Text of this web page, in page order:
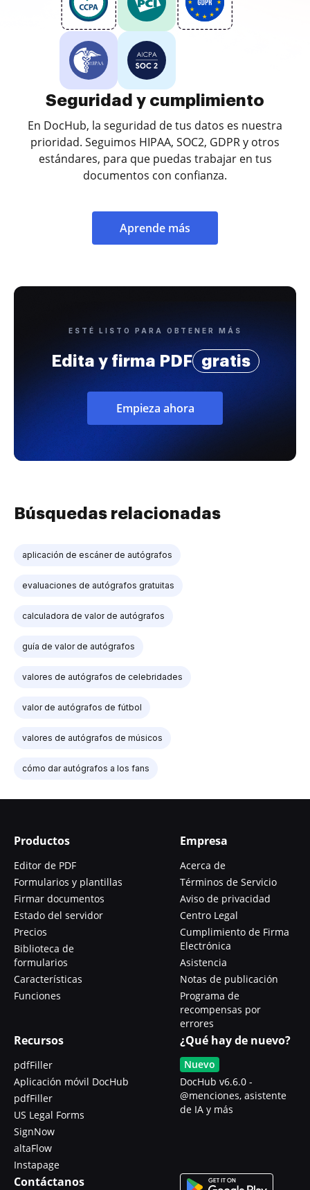
Seguridad y cumplimiento
En DocHub, la seguridad de tus datos es nuestra
prioridad. Seguimos HIPAA, SOC2, GDPR y otros
estándares, para que puedas trabajar en tus
documentos con confianza.
Aprende más
ESTÉ LISTO PARA OBTENER MÁS
Edita y firma PDF gratis
Empieza ahora
Búsquedas relacionadas
aplicación de escáner de autógrafos
evaluaciones de autógrafos gratuitas
calculadora de valor de autógrafos
guía de valor de autógrafos
valores de autógrafos de celebridades
valor de autógrafos de fútbol
valores de autógrafos de músicos
cómo dar autógrafos a los fans
Productos
Editor de PDF
Formularios y plantillas
Firmar documentos
Estado del servidor
Precios
Biblioteca de
formularios
Características
Funciones
Empresa
Acerca de
Términos de Servicio
Aviso de privacidad
Centro Legal
Cumplimiento de Firma
Electrónica
Asistencia
Notas de publicación
Programa de
recompensas por
errores
Recursos
pdfFiller
Aplicación móvil DocHub
pdfFiller
US Legal Forms
SignNow
altaFlow
Instapage
¿Qué hay de nuevo?
Nuevo
DocHub v6.6.0 -
@menciones, asistente
de IA y más
Contáctanos